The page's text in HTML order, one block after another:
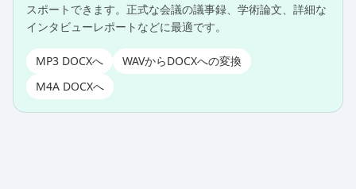
スポートできます。正式な会議の議事録、学術論文、詳細な
インタビューレポートなどに最適です。
MP3 DOCXへ
WAVからDOCXへの変換
M4A DOCXへ